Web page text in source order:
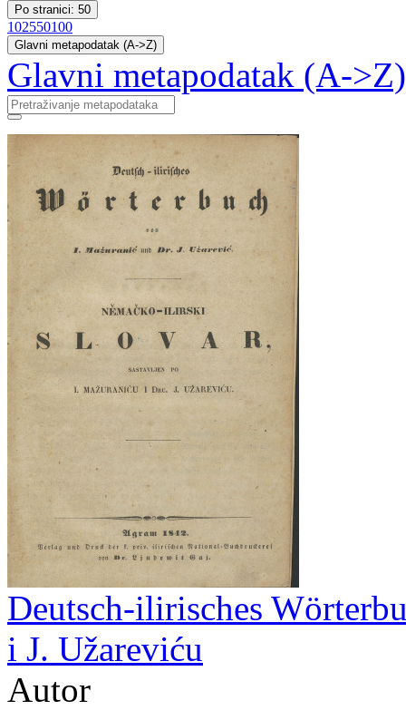
Po stranici: 50
102550100
Glavni metapodatak (A->Z)
Glavni metapodatak (A->Z)
Deutsch-ilirisches
i J. Užareviću
Autor